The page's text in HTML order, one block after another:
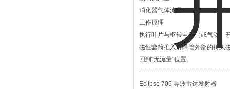
消化器气体流量
工作原理
执行叶片与枢转电动（或气动）
磁性套筒推入屏障管外部的持久
回到“无流量"位置。
Eclipse 706 导波雷达发射器